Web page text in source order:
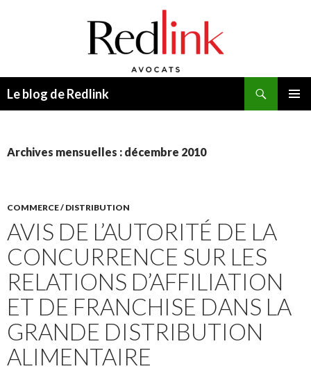
Le blog de Redlink
Archives mensuelles : décembre 2010
COMMERCE / DISTRIBUTION
AVIS DE L’AUTORITÉ DE LA
CONCURRENCE SUR LES
RELATIONS D’AFFILIATION
ET DE FRANCHISE DANS LA
GRANDE DISTRIBUTION
ALIMENTAIRE